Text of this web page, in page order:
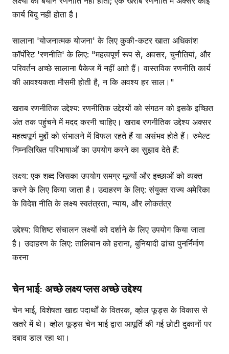
कार्य बिंदु नहीं होता है।
सालाना 'योजनात्मक योजना' के लिए कुकी-कटर खाता अधिकांश
कॉर्पोरेट 'रणनीति' के लिए: "महत्वपूर्ण रूप से, अवसर, चुनौतियां, और
परिवर्तन अच्छे सालाना पैकेज में नहीं आते हैं। वास्तविक रणनीति कार्य
की आवश्यकता मौसमी होती है, न कि अवश्य हर साल।"
खराब रणनीतिक उद्देश्य: रणनीतिक उद्देश्यों को संगठन को इसके इच्छित
अंत तक पहुंचने में मदद करनी चाहिए। खराब रणनीतिक उद्देश्य अक्सर
महत्वपूर्ण मुद्दों को संभालने में विफल रहते हैं या असंभव होते हैं। रुमेल्ट
निम्नलिखित परिभाषाओं का उपयोग करने का सुझाव देते हैं:
लक्ष्य: एक शब्द जिसका उपयोग समग्र मूल्यों और इच्छाओं को व्यक्त
करने के लिए किया जाता है। उदाहरण के लिए: संयुक्त राज्य अमेरिका
के विदेश नीति के लक्ष्य स्वतंत्रता, न्याय, और लोकतंत्र
उद्देश्य: विशिष्ट संचालन लक्ष्यों को दर्शाने के लिए उपयोग किया जाता
है। उदाहरण के लिए: तालिबान को हराना, बुनियादी ढांचा पुनर्निर्माण
करना
चेन भाई: अच्छे लक्ष्य प्लस अच्छे उद्देश्य
चेन भाई, विशेषता खाद्य पदार्थों के वितरक, व्होल फूड्स के विकास से
खतरे में थे। व्होल फूड्स चेन भाई द्वारा आपूर्ति की गई छोटी दुकानों पर
दबाव डाल रहा था।